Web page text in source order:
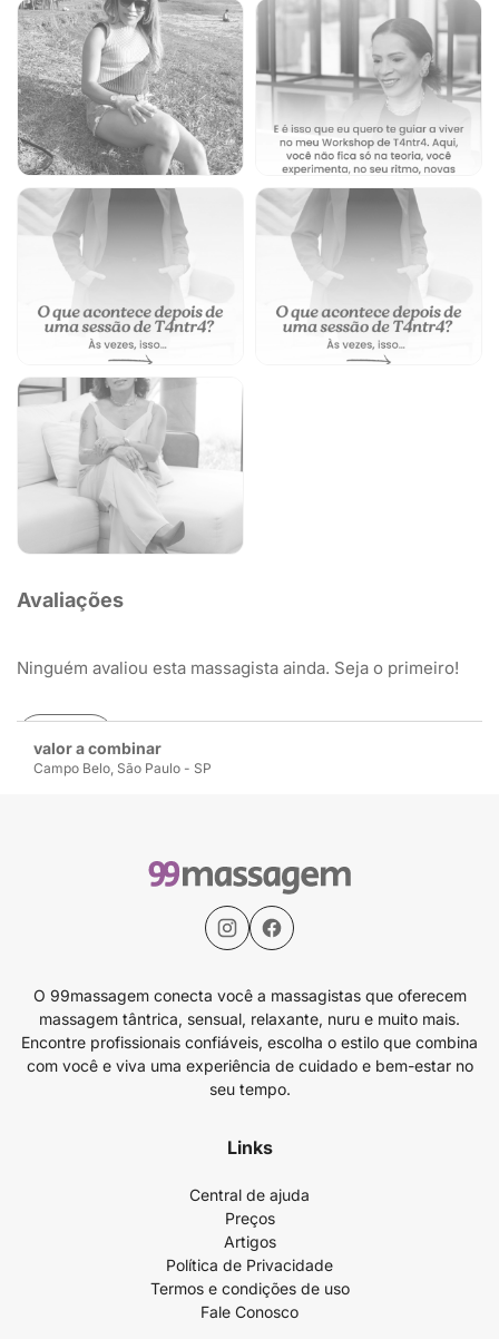
valor a combinar
Campo Belo, São Paulo - SP
Avaliações
Ninguém avaliou esta massagista ainda. Seja o primeiro!
Avaliar
O 99massagem conecta você a massagistas que oferecem
massagem tântrica, sensual, relaxante, nuru e muito mais.
Encontre profissionais confiáveis, escolha o estilo que combina
com você e viva uma experiência de cuidado e bem-estar no
seu tempo.
Links
Central de ajuda
Preços
Artigos
Política de Privacidade
Termos e condições de uso
Fale Conosco